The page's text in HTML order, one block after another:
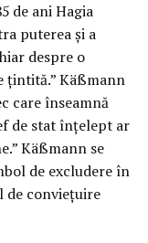
de ani Hagia
puterea și a
despre o
țintită.” Käßmann
care înseamnă
de stat înțelept ar
Käßmann se
de excludere în
de conviețuire